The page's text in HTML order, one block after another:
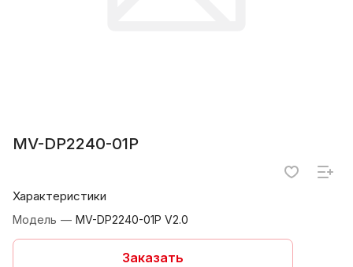
MV-DP2240-01P
Характеристики
Модель — MV-DP2240-01P V2.0
Заказать